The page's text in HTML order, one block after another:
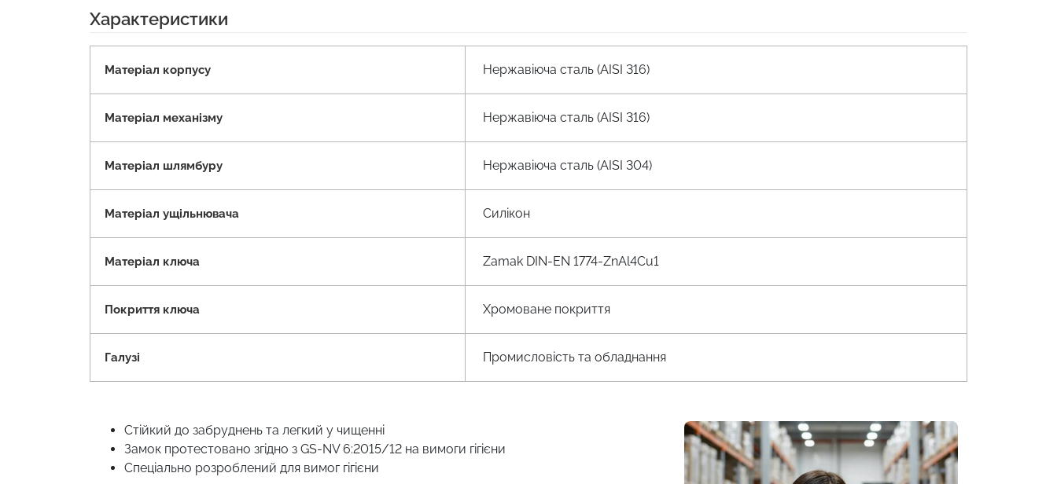
Характеристики
Матеріал корпусу Нержавіюча сталь (AISI 316)
Матеріал механізму Нержавіюча сталь (AISI 316)
Матеріал шлямбуру Нержавіюча сталь (AISI 304)
Матеріал ущільнювача Силікон
Матеріал ключа Zamak DIN-EN 1774-ZnAl4Cu1
Покриття ключа Хромоване покриття
Галузі Промисловість та обладнання
Стійкий до забруднень та легкий у чищенні
Замок протестовано згідно з GS-NV 6:2015/12 на вимоги гігієни
Спеціально розроблений для вимог гігієни